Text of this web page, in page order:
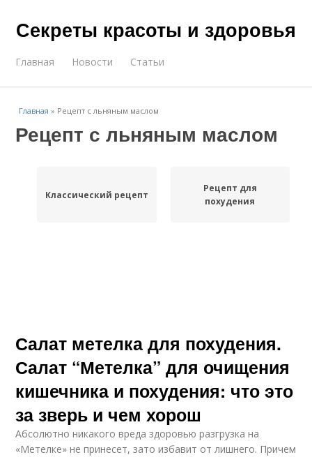
Секреты красоты и здоровья
Главная Новости Статьи
Главная » Рецепт с льняным маслом
Рецепт с льняным маслом
Классический рецепт
Рецепт для
похудения
Салат метелка для похудения.
Салат “Метелка” для очищения
кишечника и похудения: что это
за зверь и чем хорош
Абсолютно никакого вреда здоровью разгрузка на
«Метелке» не принесет, зато избавит от лишнего. Причем